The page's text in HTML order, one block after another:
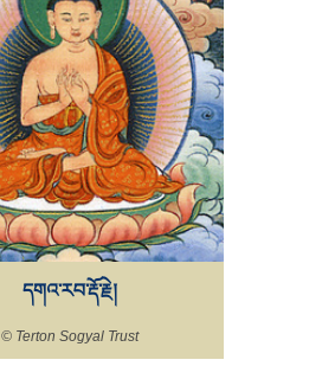
དགའ་རབ་རྡོ་རྗེ།
© Terton Sogyal Trust